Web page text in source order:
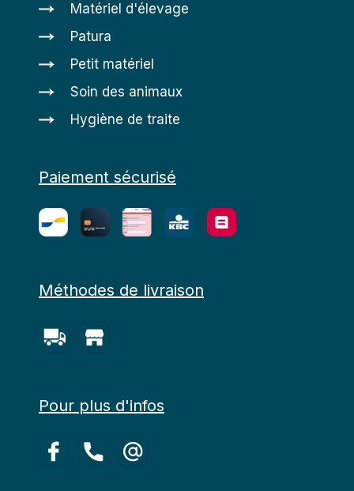
Matériel d'élevage
Patura
Petit matériel
Soin des animaux
Hygiène de traite
Paiement sécurisé
Méthodes de livraison
Pour plus d'infos